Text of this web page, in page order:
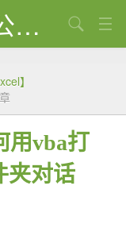
ExcelOffice【微信公众号：水星Excel】
】
用vba打
夹对话